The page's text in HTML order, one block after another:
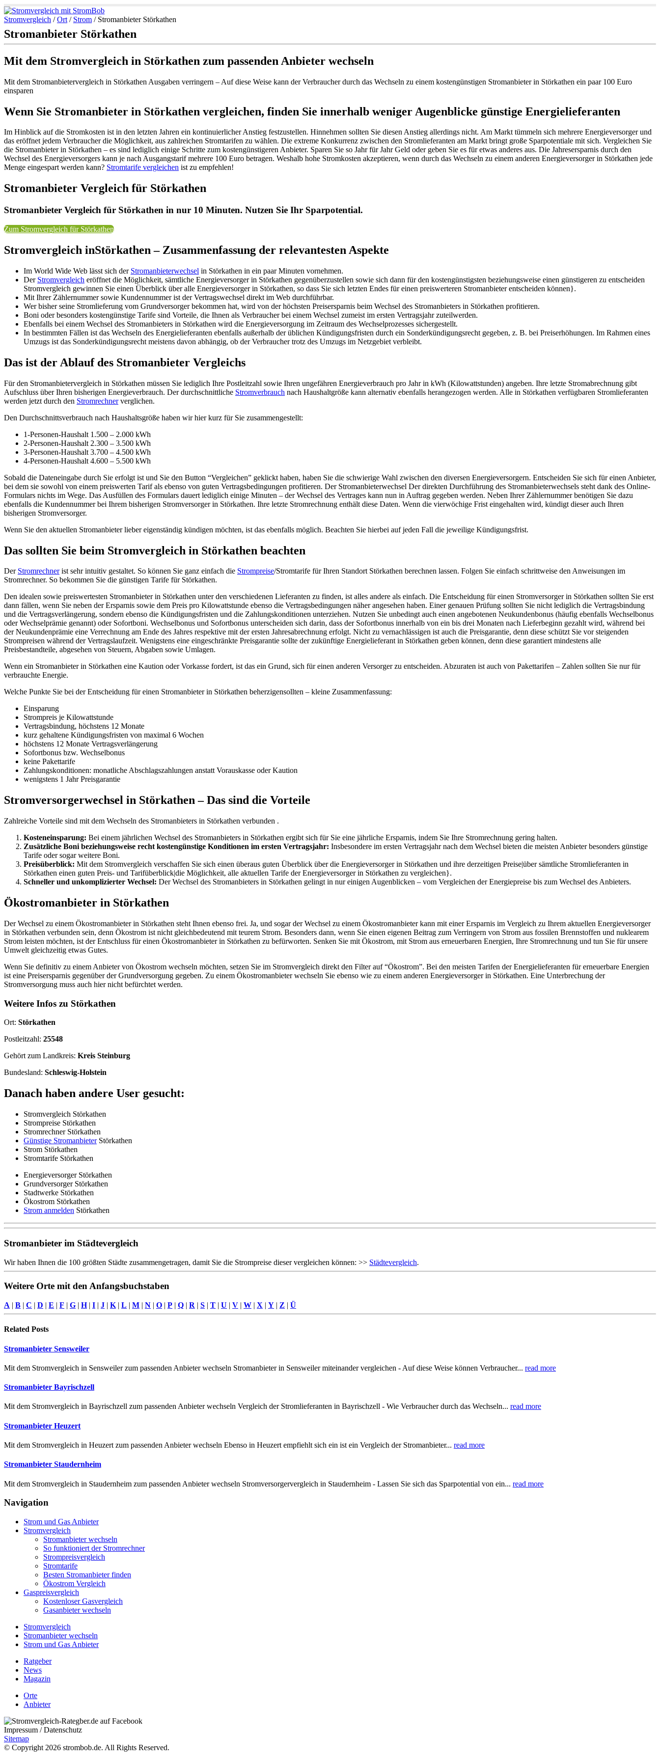
Stromvergleich /Ort / Strom / Stromanbieter Störkathen
Stromanbieter Störkathen
Mit dem Stromvergleich in Störkathen zum passenden Anbieter wechseln
Mit dem Stromanbietervergleich in Störkathen Ausgaben verringern – Auf diese Weise kann der Verbraucher durch das Wechseln zu einem kostengünstigen Stromanbieter in Störkathen ein paar 100 Euro
einsparen
Wenn Sie Stromanbieter in Störkathen vergleichen, finden Sie innerhalb weniger Augenblicke günstige Energielieferanten
Im Hinblick auf die Stromkosten ist in den letzten Jahren ein kontinuierlicher Anstieg festzustellen. Hinnehmen sollten Sie diesen Anstieg allerdings nicht. Am Markt tümmeln sich mehrere Energieversorger und
das eröffnet jedem Verbraucher die Möglichkeit, aus zahlreichen Stromtarifen zu wählen. Die extreme Konkurrenz zwischen den Stromlieferanten am Markt bringt große Sparpotentiale mit sich. Vergleichen Sie
die Stromanbieter in Störkathen – es sind lediglich einige Schritte zum kostengünstigeren Anbieter. Sparen Sie so Jahr für Jahr Geld oder geben Sie es für etwas anderes aus. Die Jahresersparnis durch den
Wechsel des Energieversorgers kann je nach Ausgangstarif mehrere 100 Euro betragen. Weshalb hohe Stromkosten akzeptieren, wenn durch das Wechseln zu einem anderen Energieversorger in Störkathen jede
Menge eingespart werden kann? Stromtarife vergleichen ist zu empfehlen!
Stromanbieter Vergleich für Störkathen
Stromanbieter Vergleich für Störkathen in nur 10 Minuten. Nutzen Sie Ihr Sparpotential.
Zum Stromvergleich für Störkathen
Stromvergleich inStörkathen – Zusammenfassung der relevantesten Aspekte
Im World Wide Web lässt sich der Stromanbieterwechsel in Störkathen in ein paar Minuten vornehmen.
Der Stromvergleich eröffnet die Möglichkeit, sämtliche Energieversorger in Störkathen gegenüberzustellen sowie sich dann für den kostengünstigsten beziehungsweise einen günstigeren zu entscheiden
Stromvergleich gewinnen Sie einen Überblick über alle Energieversorger in Störkathen, so dass Sie sich letzten Endes für einen preiswerteren Stromanbieter entscheiden können}.
Mit Ihrer Zählernummer sowie Kundennummer ist der Vertragswechsel direkt im Web durchführbar.
Wer bisher seine Stromlieferung vom Grundversorger bekommen hat, wird von der höchsten Preisersparnis beim Wechsel des Stromanbieters in Störkathen profitieren.
Boni oder besonders kostengünstige Tarife sind Vorteile, die Ihnen als Verbraucher bei einem Wechsel zumeist im ersten Vertragsjahr zuteilwerden.
Ebenfalls bei einem Wechsel des Stromanbieters in Störkathen wird die Energieversorgung im Zeitraum des Wechselprozesses sichergestellt.
In bestimmten Fällen ist das Wechseln des Energielieferanten ebenfalls außerhalb der üblichen Kündigungsfristen durch ein Sonderkündigungsrecht gegeben, z. B. bei Preiserhöhungen. Im Rahmen eines
Umzugs ist das Sonderkündigungsrecht meistens davon abhängig, ob der Verbraucher trotz des Umzugs im Netzgebiet verbleibt.
Das ist der Ablauf des Stromanbieter Vergleichs
Für den Stromanbietervergleich in Störkathen müssen Sie lediglich Ihre Postleitzahl sowie Ihren ungefähren Energieverbrauch pro Jahr in kWh (Kilowattstunden) angeben. Ihre letzte Stromabrechnung gibt
Aufschluss über Ihren bisherigen Energieverbrauch. Der durchschnittliche Stromverbrauch nach Haushaltgröße kann alternativ ebenfalls herangezogen werden. Alle in Störkathen verfügbaren Stromlieferanten
werden jetzt durch den Stromrechnerverglichen.
Den Durchschnittsverbrauch nach Haushaltsgröße haben wir hier kurz für Sie zusammengestellt:
1-Personen-Haushalt 1.500 – 2.000 kWh
2-Personen-Haushalt 2.300 – 3.500 kWh
3-Personen-Haushalt 3.700 – 4.500 kWh
4-Personen-Haushalt 4.600 – 5.500 kWh
Sobald die Dateneingabe durch Sie erfolgt ist und Sie den Button “Vergleichen” geklickt haben, haben Sie die schwierige Wahl zwischen den diversen Energieversorgern. Entscheiden Sie sich für einen Anbieter,
bei dem sie sowohl von einem preiswerten Tarif als ebenso von guten Vertragsbedingungen profitieren. Der Stromanbieterwechsel Der direkten Durchführung des Stromanbieterwechsels steht dank des Online-
Formulars nichts im Wege. Das Ausfüllen des Formulars dauert lediglich einige Minuten – der Wechsel des Vertrages kann nun in Auftrag gegeben werden. Neben Ihrer Zählernummer benötigen Sie dazu
ebenfalls die Kundennummer bei Ihrem bisherigen Stromversorger in Störkathen. Ihre letzte Stromrechnung enthält diese Daten. Wenn die vierwöchige Frist eingehalten wird, kündigt dieser auch Ihren
bisherigen Stromversorger.
Wenn Sie den aktuellen Stromanbieter lieber eigenständig kündigen möchten, ist das ebenfalls möglich. Beachten Sie hierbei auf jeden Fall die jeweilige Kündigungsfrist.
Das sollten Sie beim Stromvergleich in Störkathen beachten
Der Stromrechnerist sehr intuitiv gestaltet. So können Sie ganz einfach die Strompreise/Stromtarife für Ihren Standort Störkathen berechnen lassen. Folgen Sie einfach schrittweise den Anweisungen im
Stromrechner. So bekommen Sie die günstigen Tarife für Störkathen.
Den idealen sowie preiswertesten Stromanbieter in Störkathen unter den verschiedenen Lieferanten zu finden, ist alles andere als einfach. Die Entscheidung für einen Stromversorger in Störkathen sollten Sie erst
dann fällen, wenn Sie neben der Ersparnis sowie dem Preis pro Kilowattstunde ebenso die Vertragsbedingungen näher angesehen haben. Einer genauen Prüfung sollten Sie nicht lediglich die Vertragsbindung
und die Vertragsverlängerung, sondern ebenso die Kündigungsfristen und die Zahlungskonditionen unterziehen. Nutzen Sie unbedingt auch einen angebotenen Neukundenbonus (häufig ebenfalls Wechselbonus
oder Wechselprämie genannt) oder Sofortboni. Wechselbonus und Sofortbonus unterscheiden sich darin, dass der Sofortbonus innerhalb von ein bis drei Monaten nach Lieferbeginn gezahlt wird, während bei
der Neukundenprämie eine Verrechnung am Ende des Jahres respektive mit der ersten Jahresabrechnung erfolgt. Nicht zu vernachlässigen ist auch die Preisgarantie, denn diese schützt Sie vor steigenden
Strompreisen während der Vertragslaufzeit. Wenigstens eine eingeschränkte Preisgarantie sollte der zukünftige Energielieferant in Störkathen geben können, denn diese garantiert mindestens alle
Preisbestandteile, abgesehen von Steuern, Abgaben sowie Umlagen.
Wenn ein Stromanbieter in Störkathen eine Kaution oder Vorkasse fordert, ist das ein Grund, sich für einen anderen Versorger zu entscheiden. Abzuraten ist auch von Pakettarifen – Zahlen sollten Sie nur für
verbrauchte Energie.
Welche Punkte Sie bei der Entscheidung für einen Stromanbieter in Störkathen beherzigensollten – kleine Zusammenfassung:
Einsparung
Strompreis je Kilowattstunde
Vertragsbindung, höchstens 12 Monate
kurz gehaltene Kündigungsfristen von maximal 6 Wochen
höchstens 12 Monate Vertragsverlängerung
Sofortbonus bzw. Wechselbonus
keine Pakettarife
Zahlungskonditionen: monatliche Abschlagszahlungen anstatt Vorauskasse oder Kaution
wenigstens 1 Jahr Preisgarantie
Stromversorgerwechsel in Störkathen – Das sind die Vorteile
Zahlreiche Vorteile sind mit dem Wechseln des Stromanbieters in Störkathen verbunden .
Kosteneinsparung: Bei einem jährlichen Wechsel des Stromanbieters in Störkathen ergibt sich für Sie eine jährliche Ersparnis, indem Sie Ihre Stromrechnung gering halten.
Zusätzliche Boni beziehungsweise recht kostengünstige Konditionen im ersten Vertragsjahr: Insbesondere im ersten Vertragsjahr nach dem Wechsel bieten die meisten Anbieter besonders günstige
Tarife oder sogar weitere Boni.
Preisüberblick: Mit dem Stromvergleich verschaffen Sie sich einen überaus guten Überblick über die Energieversorger in Störkathen und ihre derzeitigen Preise|über sämtliche Stromlieferanten in
Störkathen einen guten Preis- und Tarifüberblick|die Möglichkeit, alle aktuellen Tarife der Energieversorger in Störkathen zu vergleichen}.
Schneller und unkomplizierter Wechsel: Der Wechsel des Stromanbieters in Störkathen gelingt in nur einigen Augenblicken – vom Vergleichen der Energiepreise bis zum Wechsel des Anbieters.
Ökostromanbieter in Störkathen
Der Wechsel zu einem Ökostromanbieter in Störkathen steht Ihnen ebenso frei. Ja, und sogar der Wechsel zu einem Ökostromanbieter kann mit einer Ersparnis im Vergleich zu Ihrem aktuellen Energieversorger
in Störkathen verbunden sein, denn Ökostrom ist nicht gleichbedeutend mit teurem Strom. Besonders dann, wenn Sie einen eigenen Beitrag zum Verringern von Strom aus fossilen Brennstoffen und nuklearem
Strom leisten möchten, ist der Entschluss für einen Ökostromanbieter in Störkathen zu befürworten. Senken Sie mit Ökostrom, mit Strom aus erneuerbaren Energien, Ihre Stromrechnung und tun Sie für unsere
Umwelt gleichzeitig etwas Gutes.
Wenn Sie definitiv zu einem Anbieter von Ökostrom wechseln möchten, setzen Sie im Stromvergleich direkt den Filter auf “Ökostrom”. Bei den meisten Tarifen der Energielieferanten für erneuerbare Energien
ist eine Preisersparnis gegenüber der Grundversorgung gegeben. Zu einem Ökostromanbieter wechseln Sie ebenso wie zu einem anderen Energieversorger in Störkathen. Eine Unterbrechung der
Stromversorgung muss auch hier nicht befürchtet werden.
Weitere Infos zu Störkathen
Ort: Störkathen
Postleitzahl: 25548
Gehört zum Landkreis: Kreis Steinburg
Bundesland: Schleswig-Holstein
Danach haben andere User gesucht:
Stromvergleich Störkathen
Strompreise Störkathen
Stromrechner Störkathen
Günstige StromanbieterStörkathen
Strom Störkathen
Stromtarife Störkathen
Energieversorger Störkathen
Grundversorger Störkathen
Stadtwerke Störkathen
Ökostrom Störkathen
Strom anmelden Störkathen
Stromanbieter im Städtevergleich
Wir haben Ihnen die 100 größten Städte zusammengetragen, damit Sie die Strompreise dieser vergleichen können: >> Städtevergleich.
Weitere Orte mit den Anfangsbuchstaben
A | B | C | D | E | F | G | H| I | J | K | L | M | N | O | P | Q | R | S | T | U | V | W | X | Y | Z | Ü
Related Posts
Stromanbieter Sensweiler
Mit dem Stromvergleich in Sensweiler zum passenden Anbieter wechseln Stromanbieter in Sensweiler miteinander vergleichen - Auf diese Weise können Verbraucher... read more
Stromanbieter Bayrischzell
Mit dem Stromvergleich in Bayrischzell zum passenden Anbieter wechseln Vergleich der Stromlieferanten in Bayrischzell - Wie Verbraucher durch das Wechseln... read more
Stromanbieter Heuzert
Mit dem Stromvergleich in Heuzert zum passenden Anbieter wechseln Ebenso in Heuzert empfiehlt sich ein ist ein Vergleich der Stromanbieter... read more
Stromanbieter Staudernheim
Mit dem Stromvergleich in Staudernheim zum passenden Anbieter wechseln Stromversorgervergleich in Staudernheim - Lassen Sie sich das Sparpotential von ein... read more
Navigation
Strom und Gas Anbieter
Stromvergleich
Stromanbieter wechseln
So funktioniert der Stromrechner
Strompreisvergleich
Stromtarife
Besten Stromanbieter finden
Ökostrom Vergleich
Gaspreisvergleich
Kostenloser Gasvergleich
Gasanbieter wechseln
Stromvergleich
Stromanbieter wechseln
Strom und Gas Anbieter
Ratgeber
News
Magazin
Orte
Anbieter
Impressum / Datenschutz
Sitemap
© Copyright 2026 strombob.de. All Rights Reserved.